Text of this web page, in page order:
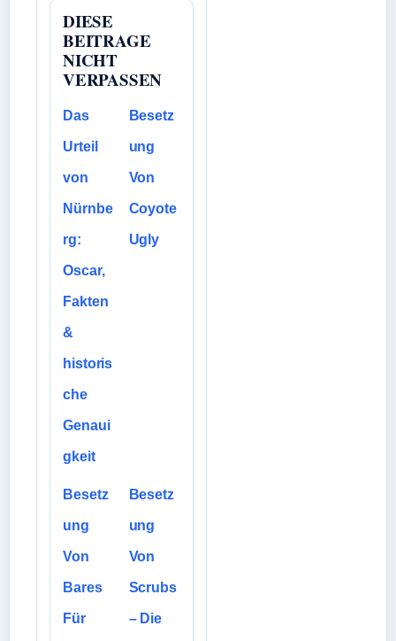
DIESE
BEITRAGE
NICHT
VERPASSEN
Das
Urteil
von
Nürnbe
rg:
Oscar,
Fakten
&
historis
che
Genaui
gkeit
Besetz
ung
Von
Coyote
Ugly
Besetz
ung
Von
Bares
Für
Besetz
ung
Von
Scrubs
– Die